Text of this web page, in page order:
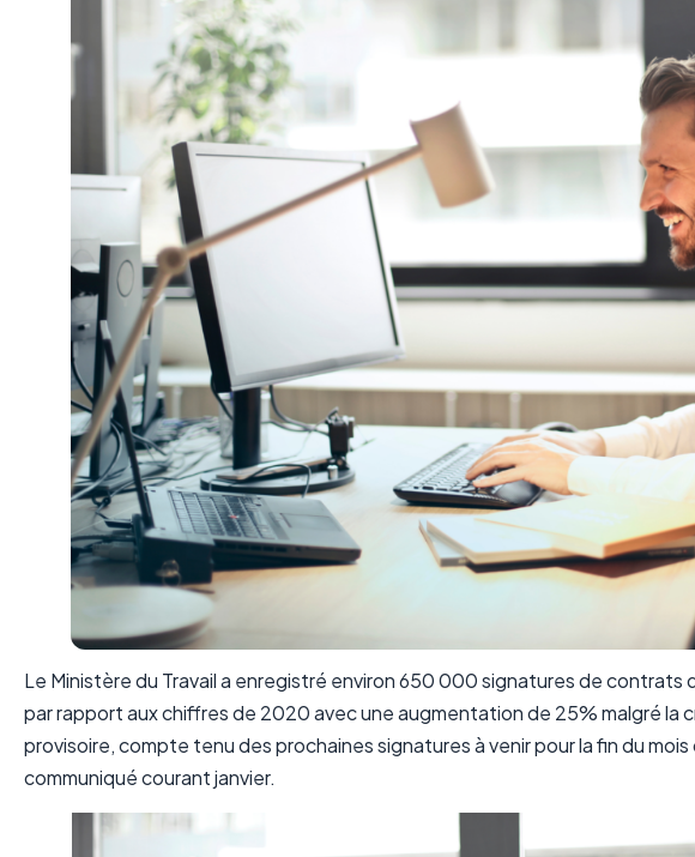
Le Ministère du Travail a enregistré environ 650 000 signatures de
par rapport aux chiffres de 2020 avec une augmentation de 25% malgré la
provisoire, compte tenu des prochaines signatures à venir pour la fin du
communiqué courant janvier.